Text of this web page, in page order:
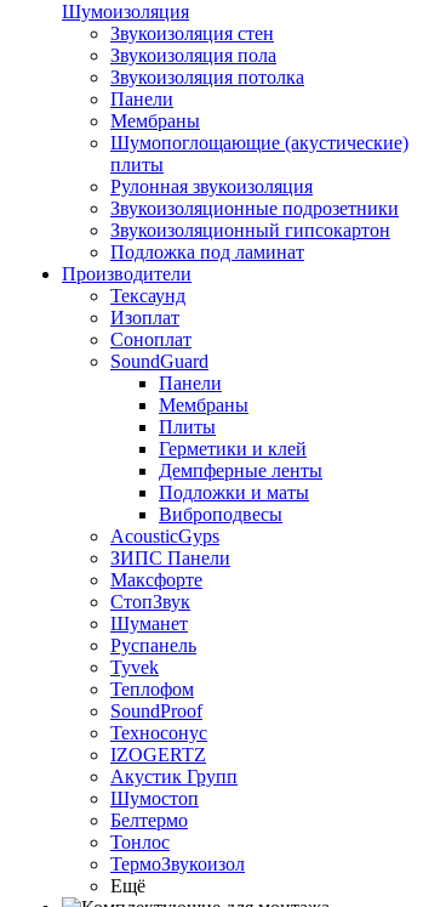
Шумоизоляция
Звукоизоляция стен
Звукоизоляция пола
Звукоизоляция потолка
Панели
Мембраны
Шумопоглощающие (акустические)
плиты
Рулонная звукоизоляция
Звукоизоляционные подрозетники
Звукоизоляционный гипсокартон
Подложка под ламинат
Производители
Тексаунд
Изоплат
Соноплат
SoundGuard
Панели
Мембраны
Плиты
Герметики и клей
Демпферные ленты
Подложки и маты
Виброподвесы
AcousticGyps
ЗИПС Панели
Максфорте
СтопЗвук
Шуманет
Руспанель
Tyvek
Теплофом
SoundProof
Техносонус
IZOGERTZ
Акустик Групп
Шумостоп
Белтермо
Тонлос
ТермоЗвукоизол
Ещё